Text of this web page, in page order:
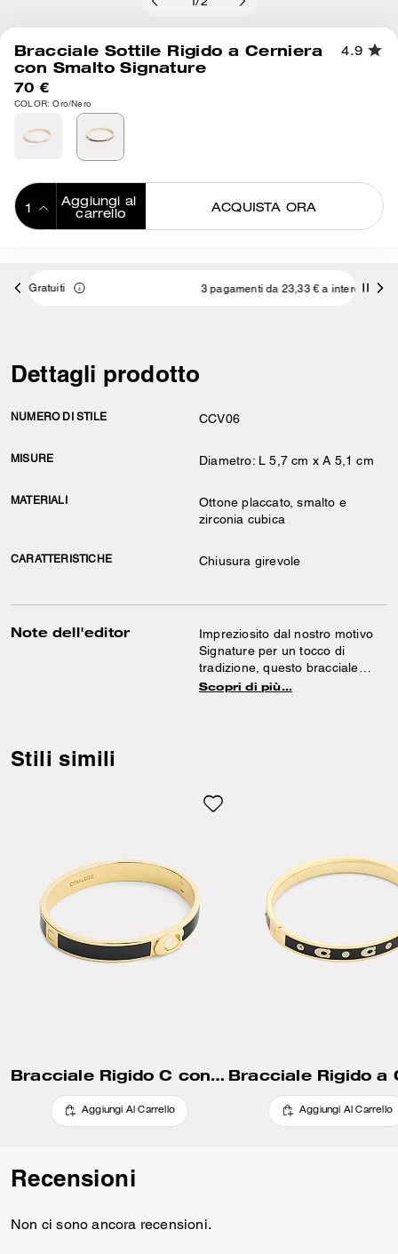
/2
Bracciale Sottile Rigido a Cerniera
con Smalto Signature
4.9
70 €
COLOR: Oro/Nero
Aggiungi al
carrello
ACQUISTA ORA
3 pagamenti da 23,33 € a interessi 0% con
Dettagli prodotto
NUMERO DI STILE CCV06
MISURE Diametro: L 5,7 cm x A 5,1 cm
MATERIALI
Ottone placcato, smalto e
zirconia cubica
CARATTERISTICHE Chiusura girevole
Note dell'editor
Impreziosito dal nostro motivo
Signature per un tocco di
tradizione, questo bracciale
rigido in smalto, sottile ed
Scopri di più…
Stili simili
Bracciale Rigido C con Cerniera
Aggiungi Al Carrello Aggiungi Al Carrello
Recensioni
Non ci sono ancora recensioni.